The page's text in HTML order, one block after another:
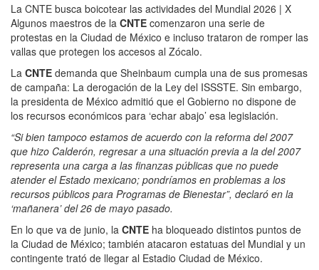
La CNTE busca boicotear las actividades del Mundial 2026 | X
Algunos maestros de la CNTE comenzaron una serie de
protestas en la Ciudad de México e incluso trataron de romper las
vallas que protegen los accesos al Zócalo.
La CNTE demanda que Sheinbaum cumpla una de sus promesas
de campaña: La derogación de la Ley del ISSSTE. Sin embargo,
la presidenta de México admitió que el Gobierno no dispone de
los recursos económicos para ‘echar abajo’ esa legislación.
“Si bien tampoco estamos de acuerdo con la reforma del 2007
que hizo Calderón, regresar a una situación previa a la del 2007
representa una carga a las finanzas públicas que no puede
atender el Estado mexicano; pondríamos en problemas a los
recursos públicos para Programas de Bienestar”, declaró en la
‘mañanera’ del 26 de mayo pasado.
En lo que va de junio, la CNTE ha bloqueado distintos puntos de
la Ciudad de México; también atacaron estatuas del Mundial y un
contingente trató de llegar al Estadio Ciudad de México.